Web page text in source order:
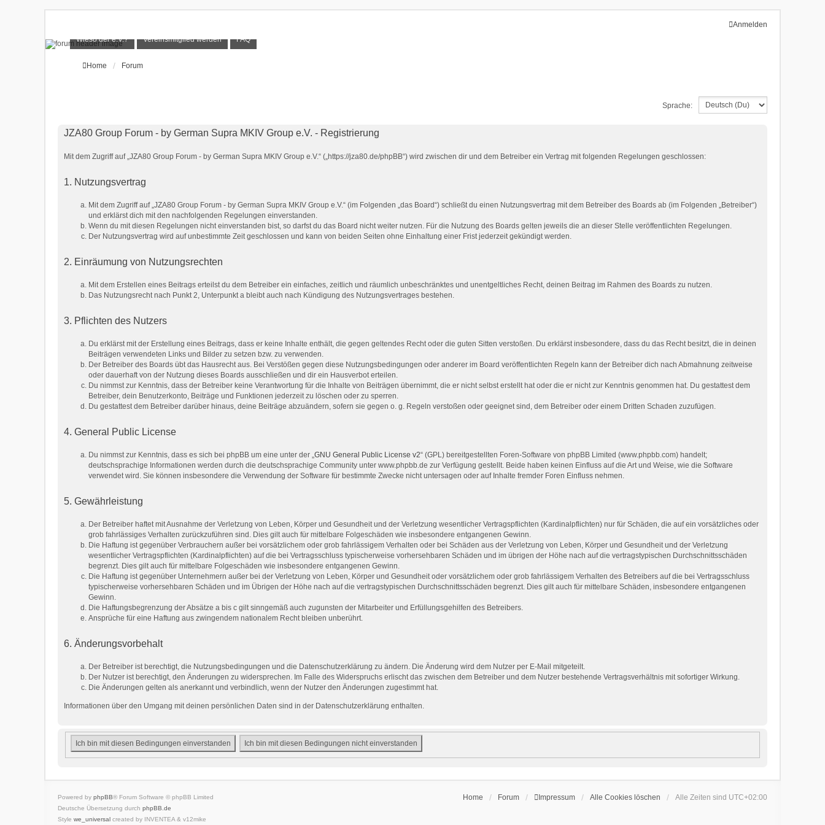
Anmelden
Wieso der e.V.?
Vereinsmitglied werden FAQ
Home Forum
Sprache:
JZA80 Group Forum - by German Supra MKIV Group e.V. - Registrierung
Mit dem Zugriff auf „JZA80 Group Forum - by German Supra MKIV Group e.V.“ („https://jza80.de/phpBB“) wird zwischen dir und dem Betreiber ein Vertrag mit folgenden Regelungen geschlossen:
1. Nutzungsvertrag
Mit dem Zugriff auf „JZA80 Group Forum - by German Supra MKIV Group e.V.“ (im Folgenden „das Board“) schließt du einen Nutzungsvertrag mit dem Betreiber des Boards ab (im Folgenden „Betreiber“)
und erklärst dich mit den nachfolgenden Regelungen einverstanden.
Wenn du mit diesen Regelungen nicht einverstanden bist, so darfst du das Board nicht weiter nutzen. Für die Nutzung des Boards gelten jeweils die an dieser Stelle veröffentlichten Regelungen.
Der Nutzungsvertrag wird auf unbestimmte Zeit geschlossen und kann von beiden Seiten ohne Einhaltung einer Frist jederzeit gekündigt werden.
2. Einräumung von Nutzungsrechten
Mit dem Erstellen eines Beitrags erteilst du dem Betreiber ein einfaches, zeitlich und räumlich unbeschränktes und unentgeltliches Recht, deinen Beitrag im Rahmen des Boards zu nutzen.
Das Nutzungsrecht nach Punkt 2, Unterpunkt a bleibt auch nach Kündigung des Nutzungsvertrages bestehen.
3. Pflichten des Nutzers
Du erklärst mit der Erstellung eines Beitrags, dass er keine Inhalte enthält, die gegen geltendes Recht oder die guten Sitten verstoßen. Du erklärst insbesondere, dass du das Recht besitzt, die in deinen
Beiträgen verwendeten Links und Bilder zu setzen bzw. zu verwenden.
Der Betreiber des Boards übt das Hausrecht aus. Bei Verstößen gegen diese Nutzungsbedingungen oder anderer im Board veröffentlichten Regeln kann der Betreiber dich nach Abmahnung zeitweise
oder dauerhaft von der Nutzung dieses Boards ausschließen und dir ein Hausverbot erteilen.
Du nimmst zur Kenntnis, dass der Betreiber keine Verantwortung für die Inhalte von Beiträgen übernimmt, die er nicht selbst erstellt hat oder die er nicht zur Kenntnis genommen hat. Du gestattest dem
Betreiber, dein Benutzerkonto, Beiträge und Funktionen jederzeit zu löschen oder zu sperren.
Du gestattest dem Betreiber darüber hinaus, deine Beiträge abzuändern, sofern sie gegen o. g. Regeln verstoßen oder geeignet sind, dem Betreiber oder einem Dritten Schaden zuzufügen.
4. General Public License
Du nimmst zur Kenntnis, dass es sich bei phpBB um eine unter der „GNU General Public License v2“ (GPL) bereitgestellten Foren-Software von phpBB Limited (www.phpbb.com) handelt;
deutschsprachige Informationen werden durch die deutschsprachige Community unter www.phpbb.de zur Verfügung gestellt. Beide haben keinen Einfluss auf die Art und Weise, wie die Software
verwendet wird. Sie können insbesondere die Verwendung der Software für bestimmte Zwecke nicht untersagen oder auf Inhalte fremder Foren Einfluss nehmen.
5. Gewährleistung
Der Betreiber haftet mit Ausnahme der Verletzung von Leben, Körper und Gesundheit und der Verletzung wesentlicher Vertragspflichten (Kardinalpflichten) nur für Schäden, die auf ein vorsätzliches oder
grob fahrlässiges Verhalten zurückzuführen sind. Dies gilt auch für mittelbare Folgeschäden wie insbesondere entgangenen Gewinn.
Die Haftung ist gegenüber Verbrauchern außer bei vorsätzlichem oder grob fahrlässigem Verhalten oder bei Schäden aus der Verletzung von Leben, Körper und Gesundheit und der Verletzung
wesentlicher Vertragspflichten (Kardinalpflichten) auf die bei Vertragsschluss typischerweise vorhersehbaren Schäden und im übrigen der Höhe nach auf die vertragstypischen Durchschnittsschäden
begrenzt. Dies gilt auch für mittelbare Folgeschäden wie insbesondere entgangenen Gewinn.
Die Haftung ist gegenüber Unternehmern außer bei der Verletzung von Leben, Körper und Gesundheit oder vorsätzlichem oder grob fahrlässigem Verhalten des Betreibers auf die bei Vertragsschluss
typischerweise vorhersehbaren Schäden und im Übrigen der Höhe nach auf die vertragstypischen Durchschnittsschäden begrenzt. Dies gilt auch für mittelbare Schäden, insbesondere entgangenen
Gewinn.
Die Haftungsbegrenzung der Absätze a bis c gilt sinngemäß auch zugunsten der Mitarbeiter und Erfüllungsgehilfen des Betreibers.
Ansprüche für eine Haftung aus zwingendem nationalem Recht bleiben unberührt.
6. Änderungsvorbehalt
Der Betreiber ist berechtigt, die Nutzungsbedingungen und die Datenschutzerklärung zu ändern. Die Änderung wird dem Nutzer per E-Mail mitgeteilt.
Der Nutzer ist berechtigt, den Änderungen zu widersprechen. Im Falle des Widerspruchs erlischt das zwischen dem Betreiber und dem Nutzer bestehende Vertragsverhältnis mit sofortiger Wirkung.
Die Änderungen gelten als anerkannt und verbindlich, wenn der Nutzer den Änderungen zugestimmt hat.
Informationen über den Umgang mit deinen persönlichen Daten sind in der Datenschutzerklärung enthalten.
Home Forum Impressum Alle Cookies löschen Alle Zeiten sind UTC+02:00
Powered by phpBB® Forum Software © phpBB Limited
Deutsche Übersetzung durch phpBB.de
Style we_universal created by INVENTEA & v12mike